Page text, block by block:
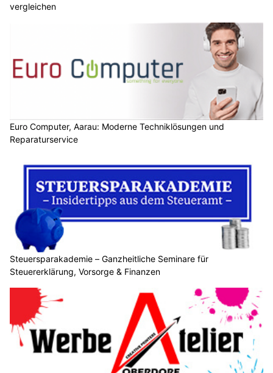
vergleichen
Euro Computer, Aarau: Moderne Techniklösungen und
Reparaturservice
Steuersparakademie – Ganzheitliche Seminare für
Steuererklärung, Vorsorge & Finanzen